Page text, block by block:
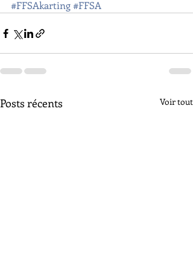
#FFSAkarting#FFSA
Posts récents Voir tout